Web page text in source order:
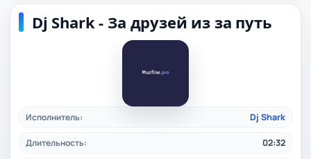
Dj Shark - За друзей из за путь
Исполнитель: Dj Shark
Длительность: 02:32